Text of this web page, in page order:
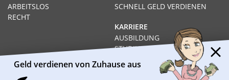
SCHNELL GELD VERDIENEN
KARRIERE
AUSBILDUNG
STUDIUM
GEHÄLTER
ARBEITSLOS
RECHT
Geld verdienen von Zuhause aus